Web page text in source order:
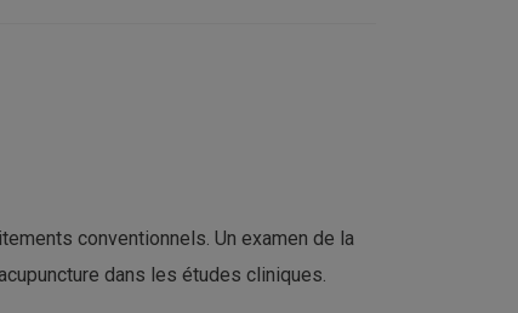
conventionnels. Un examen de la
dans les études cliniques.